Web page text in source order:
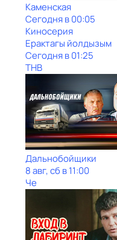
Каменская
Сегодня в 00:05
Киносерия
Ерактагы йолдызым
Сегодня в 01:25
ТНВ
Дальнобойщики
8 авг, сб в 11:00
Че